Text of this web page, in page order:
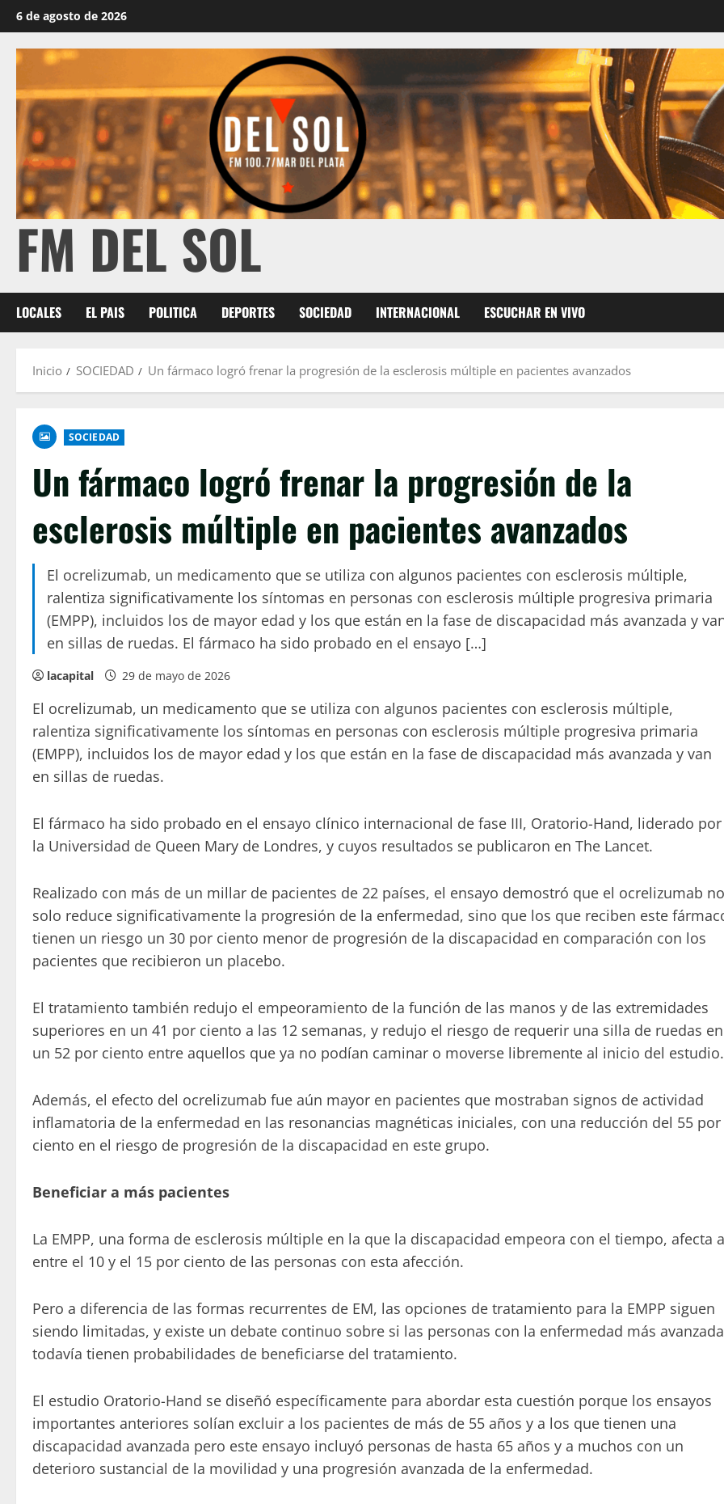
6 de agosto de 2026
FM DEL SOL
LOCALES EL PAIS POLITICA DEPORTES SOCIEDAD INTERNACIONAL ESCUCHAR EN VIVO
Inicio SOCIEDAD Un fármaco logró frenar la progresión de la esclerosis múltiple en pacientes avanzados
SOCIEDAD
Un fármaco logró frenar la progresión de la
esclerosis múltiple en pacientes avanzados
El ocrelizumab, un medicamento que se utiliza con algunos pacientes con esclerosis múltiple,
ralentiza significativamente los síntomas en personas con esclerosis múltiple progresiva primaria
(EMPP), incluidos los de mayor edad y los que están en la fase de discapacidad más avanzada y
en sillas de ruedas. El fármaco ha sido probado en el ensayo […]
lacapital 29 de mayo de 2026
El ocrelizumab, un medicamento que se utiliza con algunos pacientes con esclerosis múltiple,
ralentiza significativamente los síntomas en personas con esclerosis múltiple progresiva primaria
(EMPP), incluidos los de mayor edad y los que están en la fase de discapacidad más avanzada y van
en sillas de ruedas.
El fármaco ha sido probado en el ensayo clínico internacional de fase III, Oratorio-Hand, liderado por
la Universidad de Queen Mary de Londres, y cuyos resultados se publicaron en The Lancet.
Realizado con más de un millar de pacientes de 22 países, el ensayo demostró que el ocrelizumab no
solo reduce significativamente la progresión de la enfermedad, sino que los que reciben este
tienen un riesgo un 30 por ciento menor de progresión de la discapacidad en comparación con los
pacientes que recibieron un placebo.
El tratamiento también redujo el empeoramiento de la función de las manos y de las extremidades
superiores en un 41 por ciento a las 12 semanas, y redujo el riesgo de requerir una silla de ruedas en
un 52 por ciento entre aquellos que ya no podían caminar o moverse libremente al inicio del estudio.
Además, el efecto del ocrelizumab fue aún mayor en pacientes que mostraban signos de actividad
inflamatoria de la enfermedad en las resonancias magnéticas iniciales, con una reducción del 55 por
ciento en el riesgo de progresión de la discapacidad en este grupo.
Beneficiar a más pacientes
La EMPP, una forma de esclerosis múltiple en la que la discapacidad empeora con el tiempo, afecta a
entre el 10 y el 15 por ciento de las personas con esta afección.
Pero a diferencia de las formas recurrentes de EM, las opciones de tratamiento para la EMPP siguen
siendo limitadas, y existe un debate continuo sobre si las personas con la enfermedad más avanzada
todavía tienen probabilidades de beneficiarse del tratamiento.
El estudio Oratorio-Hand se diseñó específicamente para abordar esta cuestión porque los ensayos
importantes anteriores solían excluir a los pacientes de más de 55 años y a los que tienen una
discapacidad avanzada pero este ensayo incluyó personas de hasta 65 años y a muchos con un
deterioro sustancial de la movilidad y una progresión avanzada de la enfermedad.